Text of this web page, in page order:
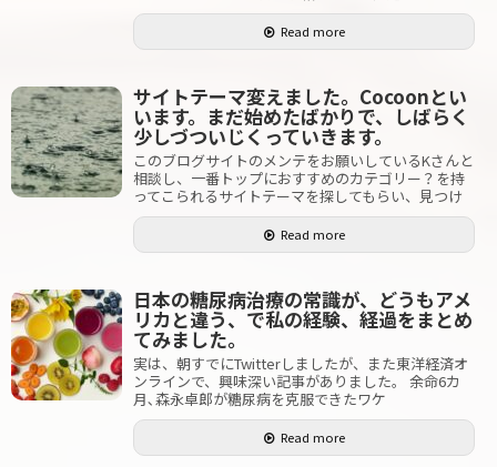
Read more
サイトテーマ変えました。Cocoonとい
います。まだ始めたばかりで、しばらく
少しづついじくっていきます。
このブログサイトのメンテをお願いしているKさんと
相談し、一番トップにおすすめのカテゴリー？を持
ってこられるサイトテーマを探してもらい、見つけ
Read more
日本の糖尿病治療の常識が、どうもアメ
リカと違う、で私の経験、経過をまとめ
てみました。
実は、朝すでにTwitterしましたが、また東洋経済オ
ンラインで、興味深い記事がありました。 余命6カ
月､森永卓郎が糖尿病を克服できたワケ
Read more